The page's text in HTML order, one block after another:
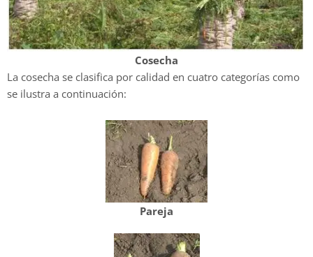
Cosecha
La cosecha se clasifica por calidad en cuatro categorías como
se ilustra a continuación:
Pareja